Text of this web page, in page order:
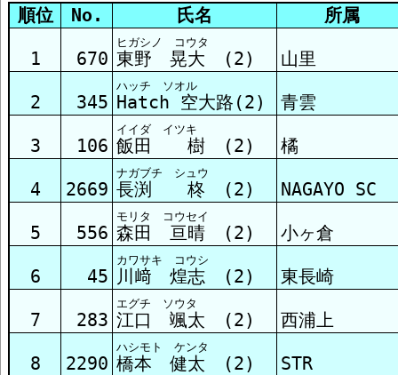
総括 結果
ﾀｲﾑﾚｰｽ1組 結果
ﾀｲﾑﾚｰｽ2組 結果
順位
No. 氏名 所属
1 670
ヒガシノ コウタ
東野 晃大 (2) 山里
2 345
ハッチ ソオル
Hatch 空大路(2) 青雲
3 106
イイダ イツキ
飯田 樹 (2) 橘
4 2669
ナガブチ シュウ
長渕 柊 (2) NAGAYO SC
5 556
モリタ コウセイ
森田 亘晴 (2) 小ヶ倉
6 45
カワサキ コウシ
川﨑 煌志 (2) 東長崎
7 283
エグチ ソウタ
江口 颯太 (2) 西浦上
8 2290
ハシモト ケンタ
橋本 健太 (2) STR